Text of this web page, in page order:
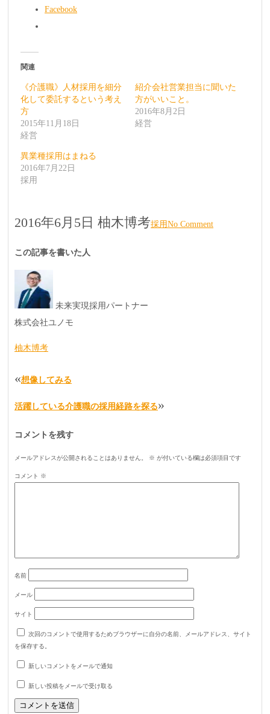
Facebook
関連
《介護職》人材採用を細分
化して委託するという考え
方
2015年11月18日
経営
紹介会社営業担当に聞いた
方がいいこと。
2016年8月2日
経営
異業種採用はまねる
2016年7月22日
採用
2016年6月5日 柚木博考採用No Comment
この記事を書いた人
未来実現採用パートナー
株式会社ユノモ
柚木博考
«想像してみる
活躍している介護職の採用経路を探る»
コメントを残す
メールアドレスが公開されることはありません。 ※ が付いている欄は必須項目です
コメント ※
名前
メール
サイト
次回のコメントで使用するためブラウザーに自分の名前、メールアドレス、サイト
を保存する。
新しいコメントをメールで通知
新しい投稿をメールで受け取る